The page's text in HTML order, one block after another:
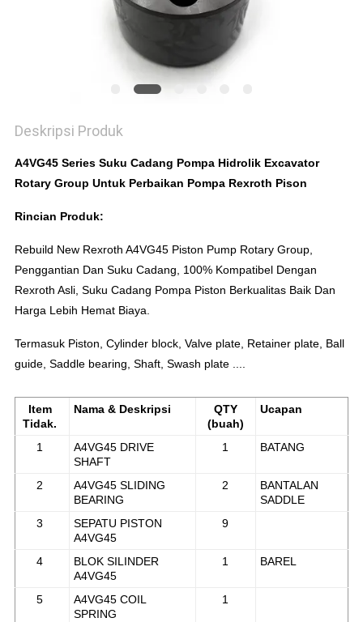
Deskripsi Produk
A4VG45 Series Suku Cadang Pompa Hidrolik Excavator
Rotary Group Untuk Perbaikan Pompa Rexroth Pison
Rincian Produk:
Rebuild New Rexroth A4VG45 Piston Pump Rotary Group,
Penggantian Dan Suku Cadang, 100% Kompatibel Dengan
Rexroth Asli, Suku Cadang Pompa Piston Berkualitas Baik Dan
Harga Lebih Hemat Biaya.
Termasuk Piston, Cylinder block, Valve plate, Retainer plate, Ball
guide, Saddle bearing, Shaft, Swash plate ....
Item
Tidak.
Nama & Deskripsi
QTY
(buah)
Ucapan
1
A4VG45 DRIVE
SHAFT
1 BATANG
2
A4VG45 SLIDING
BEARING
2
BANTALAN
SADDLE
3
SEPATU PISTON
A4VG45
9
4
BLOK SILINDER
A4VG45
1 BAREL
5
A4VG45 COIL
SPRING
1